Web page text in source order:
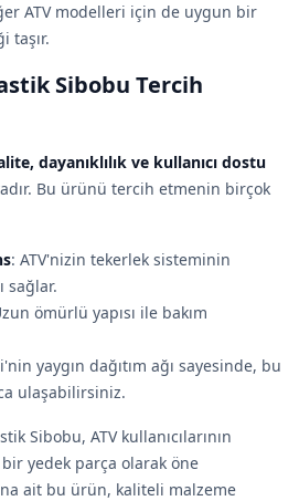
ATV modelleri için de uygun bir
taşır.
Sibobu Tercih
dayanıklılık ve kullanıcı dostu
Bu ürünü tercih etmenin birçok
: ATV'nizin tekerlek sisteminin
sağlar.
ömürlü yapısı ile bakım
yaygın dağıtım ağı sayesinde, bu
ulaşabilirsiniz.
Sibobu, ATV kullanıcılarının
yedek parça olarak öne
ait bu ürün, kaliteli malzeme